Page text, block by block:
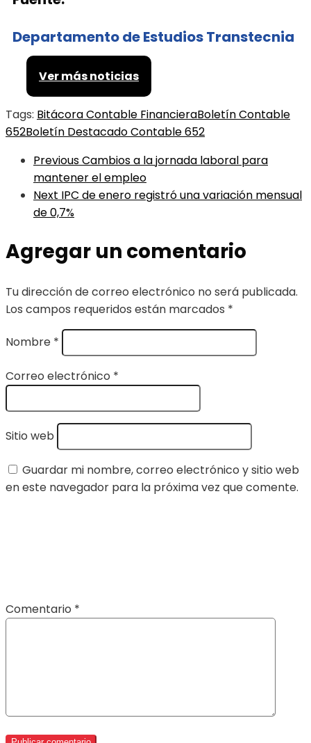
Departamento de Estudios Transtecnia
Ver más noticias
Tags: Bitácora Contable FinancieraBoletín Contable
652Boletín Destacado Contable 652
PreviousCambios a la jornada laboral para
mantener el empleo
Next IPC de enero registró una variación mensual
de 0,7%
Agregar un comentario
Tu dirección de correo electrónico no será publicada.
Los campos requeridos están marcados *
Nombre *
Correo electrónico *
Sitio web
Guardar mi nombre, correo electrónico y sitio web
en este navegador para la próxima vez que comente.
Comentario *